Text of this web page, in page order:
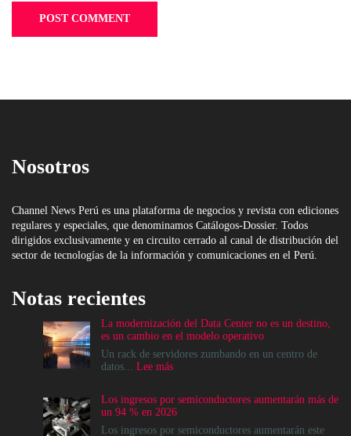
Nosotros
Channel News Perú es una plataforma de negocios y revista con ediciones
regulares y especiales, que denominamos Catálogos-Dossier. Todos
dirigidos exclusivamente y en circuito cerrado al canal de distribución del
sector de tecnologías de la información y comunicaciones en el Perú.
Notas recientes
La modernización del Data Center no es un destino,
es un cambio en el modelo operativo
Un rack de servidores zumbando en un centro de
datos... Lee más:
del
Data
Center
Los ingresos por semiconductores aumentarán más de
un 94 % en 2026
Los ingresos por semiconductores aumentarán este